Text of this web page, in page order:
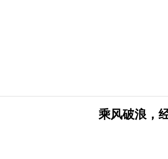
乘风破浪，